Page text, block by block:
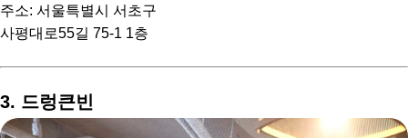
주소: 서울특별시 서초구
사평대로55길 75-1 1층
3. 드렁큰빈